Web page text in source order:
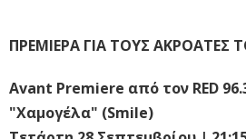
ΠΡΕΜΙΕΡΑ ΓΙΑ ΤΟΥΣ ΑΚΡΟΑΤΕΣ
Avant Premiere από τον RED
"Xαμογέλα" (Smile)